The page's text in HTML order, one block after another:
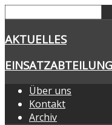
AKTUELLES
EINSATZABTEILUNG
Über uns
Kontakt
Archiv